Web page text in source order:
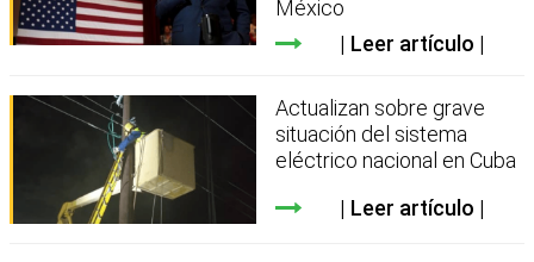
México
Leer artículo
Actualizan sobre grave
situación del sistema
eléctrico nacional en Cuba
Leer artículo